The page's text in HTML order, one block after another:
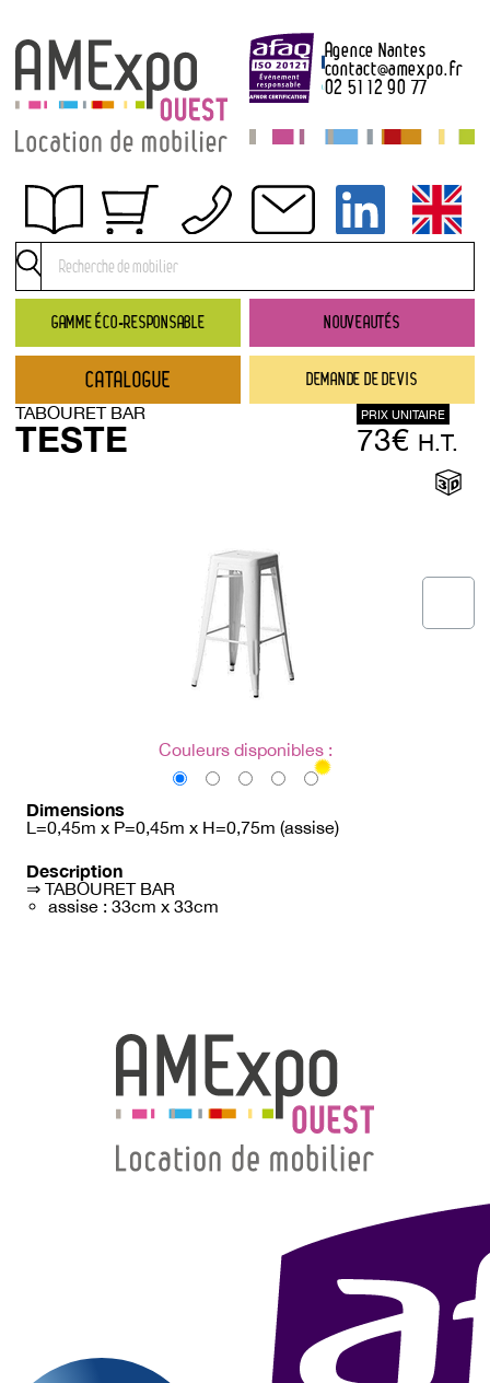
GAMME ÉCO-RESPONSABLE NOUVEAUTÉS
DEMANDE DE DEVIS
Agence Nantes
contact@amexpo.fr
02 51 12 90 77
Obtenir un devis
Conditions générales de location
Conditions de règlement
Catalogue
→ Nouveautés
→ Gamme éco-responsable
CATALOGUE
TABOURET BAR
TESTE
PRIX UNITAIRE
73€ H.T.
Couleurs disponibles :
Dimensions
L=0,45m x P=0,45m x H=0,75m (assise)
Description
⇒ TABOURET BAR
assise : 33cm x 33cm